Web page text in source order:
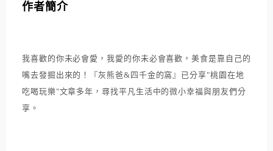
作者簡介
我喜歡的你未必會愛，我愛的你未必會喜歡，美食是靠自己的
嘴去發掘出來的！『灰熊爸&四千金的窩』已分享"桃園在地
吃喝玩樂"文章多年，尋找平凡生活中的微小幸福與朋友們分
享。